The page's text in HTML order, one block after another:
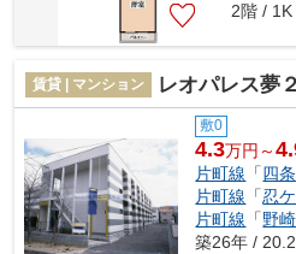
2階 /
賃貸 | マンション レオパレス夢
敷0
4.3万円～
片町線 「四
片町線 「忍
片町線 「野崎
築26年 /